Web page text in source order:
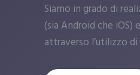
Siamo in grado di
(sia Android che iOS)
attraverso l’utilizzo